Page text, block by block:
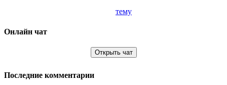
тему
Онлайн чат
Открыть чат
Последние комментарии